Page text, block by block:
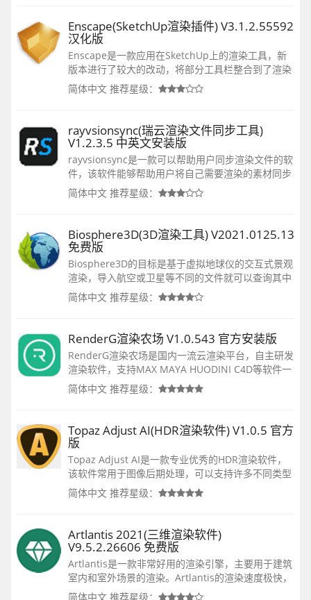
Enscape(SketchUp渲染插件) V3.1.2.55592
汉化版
Enscape是一款应用在SketchUp上的渲染工具，新
版本进行了较大的改动，将部分工具栏整合到了渲染
窗口，简化用户渲染的工作流程。还增加了透明度类
型选择，提升玻璃材质的效果，帮助用户轻松制作出
简体中文 推荐星级：
rayvsionsync(瑞云渲染文件同步工具)
V1.2.3.5 中英文安装版
rayvsionsync是一款可以帮助用户同步渲染文件的软
件，该软件能够帮助用户将自己需要渲染的素材同步
到瑞云渲染平台上，这样就能方便用户把文件在云平
台中进行渲染，支持自动上传和下载指定目录，支持
率。
简体中文 推荐星级：
Biosphere3D(3D渲染工具) V2021.0125.13
免费版
Biosphere3D的目标是基于虚拟地球仪的交互式景观
渲染，导入航空或卫星等不同的文件就可以查询其中
的内容，支持DEM、卫星和航空图像、3D模型
（Collada）、3D植物模型和Shapefiles。
简体中文 推荐星级：
RenderG渲染农场 V1.0.543 官方安装版
RenderG渲染农场是国内一流云渲染平台，自主研发
渲染软件，支持MAX MAYA HUODINI C4D等软件一
键渲染、渲染进度实时查询，并支持移动端渲染进度
随时随地，实时管理。实现真正云渲染。致力于提供
简体中文 推荐星级：
Topaz Adjust AI(HDR渲染软件) V1.0.5 官方
版
Topaz Adjust AI是一款专业优秀的HDR渲染软件，
该软件常用于图像后期处理，可以支持许多不同类型
的RAW文件，有着强大的智能技术，对于摄影师而
言，Topaz Adjust AI能提高处理照片的清晰、细
简体中文 推荐星级：
Artlantis 2021(三维渲染软件)
V9.5.2.26606 免费版
Artlantis是一款非常好用的渲染引擎，主要用于建筑
室内和室外场景的渲染。Artlantis的渲染速度极快，
并且能够和ARTLANTIS、草图大师、3DMAX等等软
简体中文 推荐星级：